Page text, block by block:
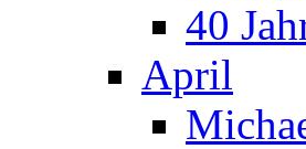
40
April